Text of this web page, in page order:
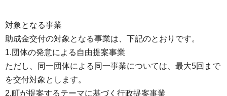
対象となる事業
助成金交付の対象となる事業は、下記のとおりです。
1.団体の発意による自由提案事業
ただし、同一団体による同一事業については、最大5回まで
を交付対象とします。
2.町が提案するテーマに基づく行政提案事業